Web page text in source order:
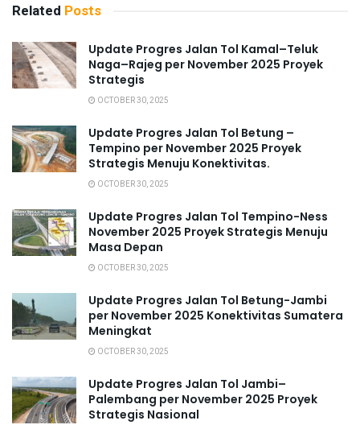
Related Posts
Update Progres Jalan Tol Kamal–Teluk
Naga–Rajeg per November 2025 Proyek
Strategis
OCTOBER 30, 2025
Update Progres Jalan Tol Betung –
Tempino per November 2025 Proyek
Strategis Menuju Konektivitas.
OCTOBER 30, 2025
Update Progres Jalan Tol Tempino-Ness
November 2025 Proyek Strategis Menuju
Masa Depan
OCTOBER 30, 2025
Update Progres Jalan Tol Betung-Jambi
per November 2025 Konektivitas Sumatera
Meningkat
OCTOBER 30, 2025
Update Progres Jalan Tol Jambi–
Palembang per November 2025 Proyek
Strategis Nasional